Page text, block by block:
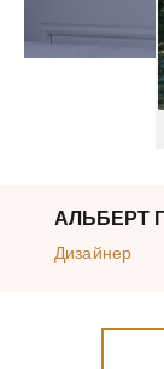
АЛЬБЕРТ
Дизайнер